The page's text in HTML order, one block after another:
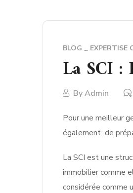
BLOG EXPERTISE
La SCI
ByAdmin
Pour une meilleur
également de
La SCI est une
immobilier comme
considérée comme